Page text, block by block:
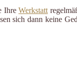
IhreWerkstatt
sich dann keine